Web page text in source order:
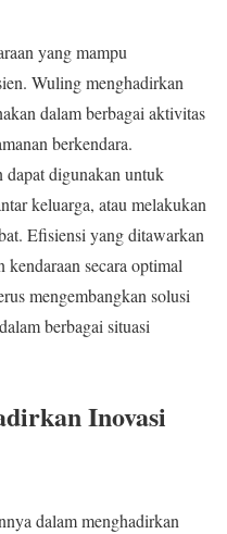
yang mampu
Wuling menghadirkan
dalam berbagai aktivitas
berkendara.
dapat digunakan untuk
keluarga, atau melakukan
Efisiensi yang ditawarkan
kendaraan secara optimal
mengembangkan solusi
berbagai situasi
Inovasi
dalam menghadirkan